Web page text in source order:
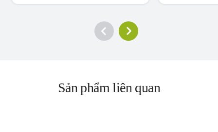
Sản phẩm liên quan